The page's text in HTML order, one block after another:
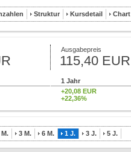
Struktur Kursdetail Chart
Ausgabepreis
115,40 EUR
1 Jahr
+20,08 EUR
+22,36%
M. 3 M. 6 M. 1 J. 3 J. 5 J.